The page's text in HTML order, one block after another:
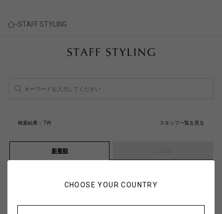
CHOOSE YOUR COUNTRY
STAFF STYLING
検索結果： 7件 スタッフ一覧を見る
新着順